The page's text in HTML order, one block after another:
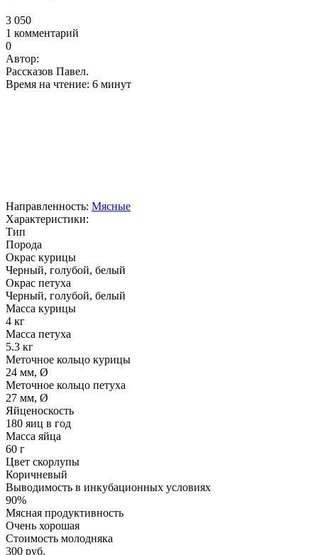
3 050
1 комментарий
0
Автор:
Рассказов Павел.
Время на чтение: 6 минут
Направленность: Мясные
Характеристики:
Тип
Порода
Окрас курицы
Черный, голубой, белый
Окрас петуха
Черный, голубой, белый
Масса курицы
4 кг
Масса петуха
5.3 кг
Меточное кольцо курицы
24 мм, Ø
Меточное кольцо петуха
27 мм, Ø
Яйценоскость
180 яиц в год
Масса яйца
60 г
Цвет скорлупы
Коричневый
Выводимость в инкубационных условиях
90%
Мясная продуктивность
Очень хорошая
Стоимость молодняка
300 руб.